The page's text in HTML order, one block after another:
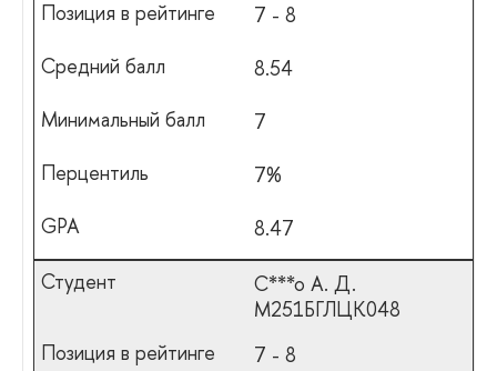
7 - 8
8.54
7
7%
8.47
С***о А. Д.
М251БГЛЦК048
7 - 8